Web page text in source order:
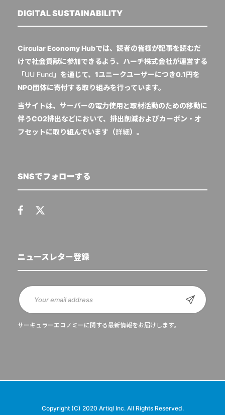
DIGITAL SUSTAINABILITY
Circular Economy Hubでは、読者の皆様が記事を読むだ
けで社会貢献に参加できるよう、ハーチ株式会社が運営する
「UU Fund 」を通じて、1ユニークユーザーにつき0.1円を
NPO団体に寄付する取り組みを行っています。
当サイトは、サーバーの電力使用と取材活動のための移動に
伴うCO2排出などにおいて、排出削減およびカーボン・オ
フセットに取り組んでいます（詳細）。
SNSでフォローする
ニュースレター登録
サーキュラーエコノミーに関する最新情報をお届けします。
Copyright (C) 2020 Artiql Inc. All Rights Reserved.